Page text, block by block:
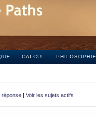
CALCUL PHILOSOPHIE
réponse | Voir les sujets actifs